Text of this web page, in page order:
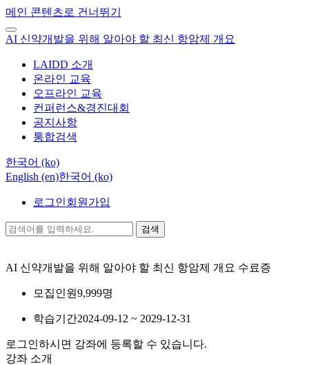
메인 콘텐츠로 건너뛰기
AI 신약개발을 위해 알아야 할 최신 항암제 개요
LAIDD 소개
온라인 교육
오프라인 교육
컨퍼런스&경진대회
공지사항
통합검색
한국어 ‎(ko)‎
English ‎(en)‎한국어 ‎(ko)‎
로그인회원가입
검색
AI 신약개발을 위해 알아야 할 최신 항암제 개요 수료증
모집인원9,999명
학습기간2024-09-12 ~ 2029-12-31
로그인하시면 강좌에 등록할 수 있습니다.
강좌 소개